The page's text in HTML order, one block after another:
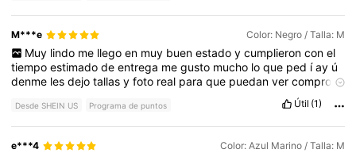
M***e Color: Negro / Talla: M
Muy lindo me llego en muy buen estado y cumplieron con el
tiempoestimadodeentrega megusto mucho loque ped íay ú
denme lesdejotallasyfoto real paraque puedanvercompro
Desde SHEIN US Programa de puntos Útil (1)
e***4 Color: Azul Marino / Talla: M